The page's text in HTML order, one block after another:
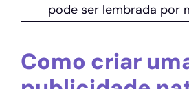
pode ser lembrada por
Como criar